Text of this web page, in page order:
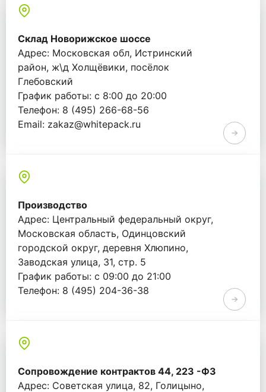
Склад Новорижское шоссе
Адрес: Московская обл, Истринский
район, ж\д Холщёвики, посёлок
Глебовский
График работы: с 8:00 до 20:00
Телефон: 8 (495) 266-68-56
Email: zakaz@whitepack.ru
Производство
Адрес: Центральный федеральный округ,
Московская область, Одинцовский
городской округ, деревня Хлюпино,
Заводская улица, 31, стр. 5
График работы: с 09:00 до 21:00
Телефон: 8 (495) 204-36-38
Сопровождение контрактов 44, 223 -ФЗ
Адрес: Советская улица, 82, Голицыно,